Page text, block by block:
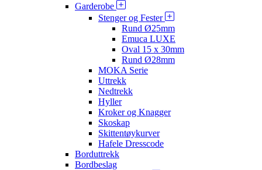
Garderobe
Stenger og Fester
Rund Ø25mm
Emuca LUXE
Oval 15 x 30mm
Rund Ø28mm
MOKA Serie
Uttrekk
Nedtrekk
Hyller
Kroker og Knagger
Skoskap
Skittentøykurver
Hafele Dresscode
Borduttrekk
Bordbeslag